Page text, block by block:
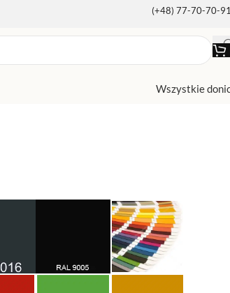
(+48) 77-70-70-
Wszystkie